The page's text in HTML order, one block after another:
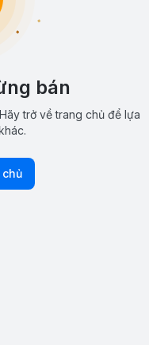
bán
trở về trang chủ để lựa